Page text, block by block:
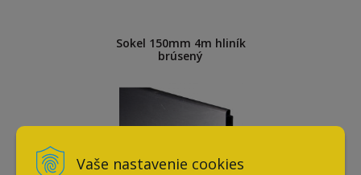
Vaše nastavenie cookies
Sokel 150mm 4m hliník
brúsený